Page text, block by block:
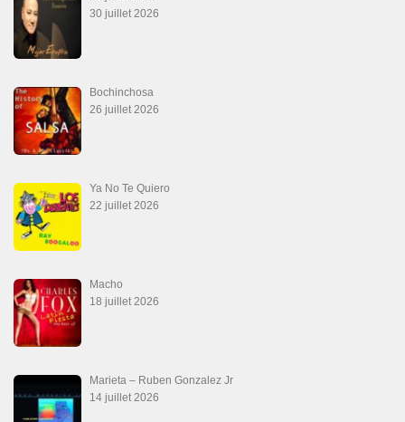
30 juillet 2026
Bochinchosa
26 juillet 2026
Ya No Te Quiero
22 juillet 2026
Macho
18 juillet 2026
Marieta – Ruben Gonzalez Jr
14 juillet 2026